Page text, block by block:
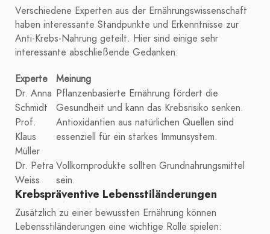
Verschiedene Experten aus der Ernährungswissenschaft
haben interessante Standpunkte und Erkenntnisse zur
Anti-Krebs-Nahrung geteilt. Hier sind einige sehr
interessante abschließende Gedanken:
Experte
Meinung
Dr. Anna
Schmidt
Pflanzenbasierte Ernährung fördert die
Gesundheit und kann das Krebsrisiko senken.
Prof.
Klaus
Müller
Antioxidantien aus natürlichen Quellen sind
essenziell für ein starkes Immunsystem.
Dr. Petra
Weiss
Vollkornprodukte sollten Grundnahrungsmittel
sein.
Krebspräventive Lebensstiländerungen
Zusätzlich zu einer bewussten Ernährung können
Lebensstiländerungen eine wichtige Rolle spielen: